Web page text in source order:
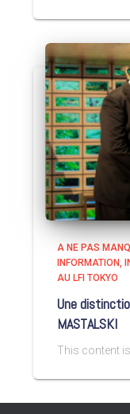
A NE PAS
INFORMATION
AU LFI TOKYO
Une
MASTALSKI
This content